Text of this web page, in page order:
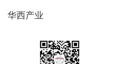
华西产业